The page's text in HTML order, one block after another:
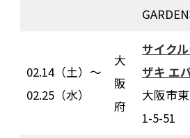
02.14（土）～
02.25（水）
大
阪
府
サイク
ザキ エ
大阪市
1-5-51